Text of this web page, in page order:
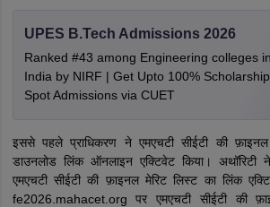
UPES B.Tech Admissions 2026
Ranked #43 among Engineering colleges in
India by NIRF | Get Upto 100%
Spot Admissions via CUET
इससे पहले प्राधिकरण ने एमएचटी सीईटी की
डाउनलोड लिंक ऑनलाइन एक्टिवेट किया। अथॉरिटी
एमएचटी सीईटी की फ़ाइनल मेरिट लिस्ट का लिंक
fe2026.mahacet.org पर एमएचटी सीईटी की